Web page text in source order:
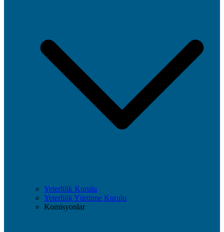
Yeterlilik Kurulu
Yeterlilik Yürütme Kurulu
Komisyonlar